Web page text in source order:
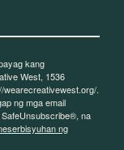
kang
West, 1536
wearecreativewest.org/.
ng mga email
na
ng